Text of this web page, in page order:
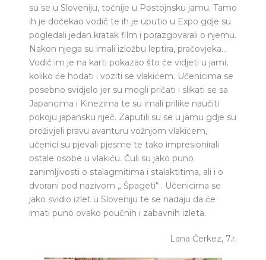
su se u Sloveniju, točnije u Postojnsku jamu. Tamo
ih je dočekao vodič te ih je uputio u Expo gdje su
pogledali jedan kratak film i porazgovarali o njemu.
Nakon njega su imali izložbu leptira, pračovjeka…
Vodič im je na karti pokazao što će vidjeti u jami,
koliko će hodati i voziti se vlakićem. Učenicima se
posebno svidjelo jer su mogli pričati i slikati se sa
Japancima i Kinezima te su imali prilike naučiti
pokoju japansku riječ. Zaputili su se u jamu gdje su
proživjeli pravu avanturu vožnjom vlakićem,
učenici su pjevali pjesme te tako impresionirali
ostale osobe u vlakiću. Čuli su jako puno
zanimljivosti o stalagmitima i stalaktitima, ali i o
dvorani pod nazivom „ Špageti“ . Učenicima se
jako svidio izlet u Sloveniju te se nadaju da će
imati puno ovako poučnih i zabavnih izleta.
Lana Čerkez, 7.r.